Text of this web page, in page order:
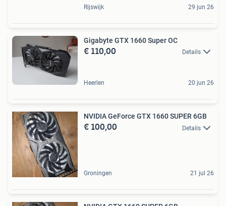
Rijswijk 29 jun 26
Gigabyte GTX 1660 Super OC
€ 110,00 Details
Heerlen 20 jun 26
NVIDIA GeForce GTX 1660 SUPER 6GB
€ 100,00 Details
Groningen 21 jul 26